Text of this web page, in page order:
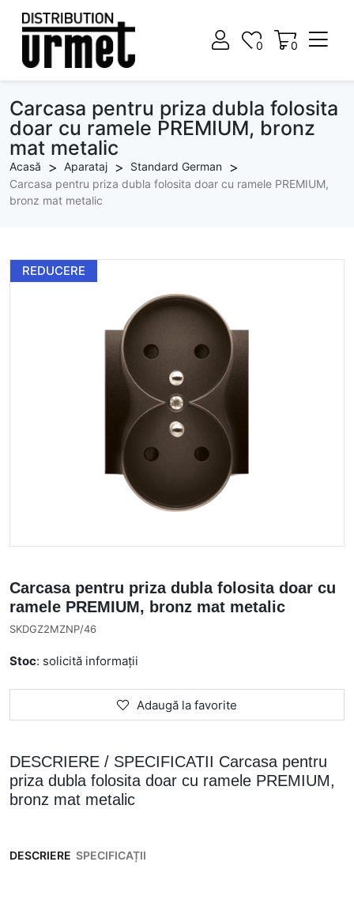
0
0 0
Carcasa pentru priza dubla folosita
doar cu ramele PREMIUM, bronz
mat metalic
Acasă Aparataj
Standard German
Carcasa pentru priza dubla folosita doar cu ramele PREMIUM,
bronz mat metalic
REDUCERE
Carcasa pentru priza dubla folosita doar cu
ramele PREMIUM, bronz mat metalic
SKDGZ2MZNP/46
Stoc: solicită informații
Adaugă la favorite
DESCRIERE / SPECIFICATII Carcasa pentru
priza dubla folosita doar cu ramele PREMIUM,
bronz mat metalic
DESCRIERE SPECIFICAȚII